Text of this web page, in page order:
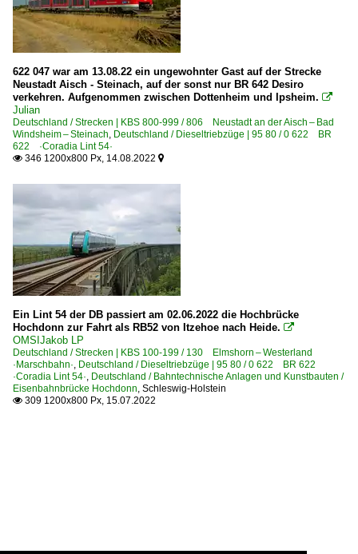
622 047 war am 13.08.22 ein ungewohnter Gast auf der Strecke
Neustadt Aisch - Steinach, auf der sonst nur BR 642 Desiro
verkehren. Aufgenommen zwischen Dottenheim und Ipsheim. 
Julian
Deutschland / Strecken | KBS 800-999 / 806 Neustadt an der Aisch – Bad
Windsheim – Steinach, Deutschland / Dieseltriebzüge | 95 80 / 0 622 BR
622 ·Coradia Lint 54·
 346 1200x800 Px, 14.08.2022 
Ein Lint 54 der DB passiert am 02.06.2022 die Hochbrücke
Hochdonn zur Fahrt als RB52 von Itzehoe nach Heide. 
OMSIJakob LP
Deutschland / Strecken | KBS 100-199 / 130 Elmshorn – Westerland
·Marschbahn·, Deutschland / Dieseltriebzüge | 95 80 / 0 622 BR 622
·Coradia Lint 54·, Deutschland / Bahntechnische Anlagen und Kunstbauten /
Eisenbahnbrücke Hochdonn, Schleswig-Holstein
 309 1200x800 Px, 15.07.2022